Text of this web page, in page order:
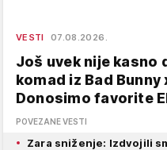
VESTI 07.08.2026.
Još uvek nije kasno
komad iz Bad
Donosimo favorite
POVEZANE VESTI
Zara sniženje: Izdvojili